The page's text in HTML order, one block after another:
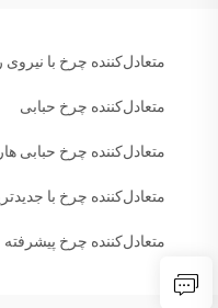
متعادل‌کننده چرخ با نیروی
متعادل‌کننده چرخ حبابی
متعادل‌کننده چرخ حبابی
متعادل‌کننده چرخ با
متعادل‌کننده چرخ پیشرفته